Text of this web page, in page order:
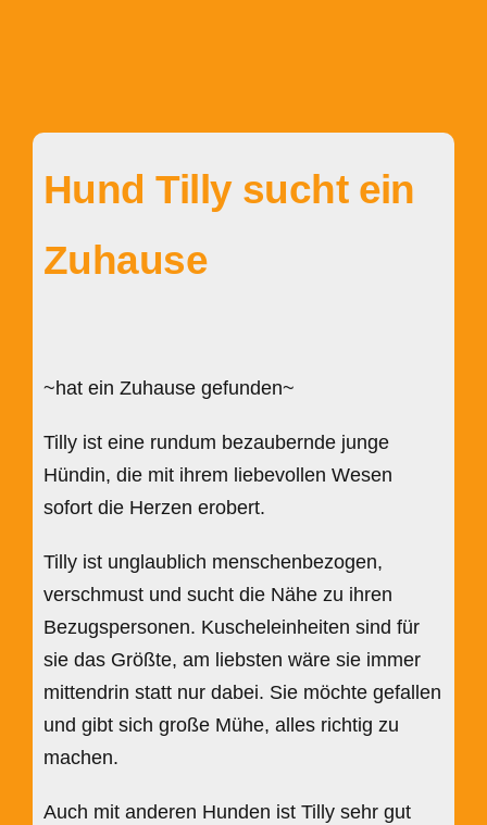
Hund Tilly sucht ein
Zuhause
~hat ein Zuhause gefunden~
Tilly ist eine rundum bezaubernde junge
Hündin, die mit ihrem liebevollen Wesen
sofort die Herzen erobert.
Tilly ist unglaublich menschenbezogen,
verschmust und sucht die Nähe zu ihren
Bezugspersonen. Kuscheleinheiten sind für
sie das Größte, am liebsten wäre sie immer
mittendrin statt nur dabei. Sie möchte gefallen
und gibt sich große Mühe, alles richtig zu
machen.
Auch mit anderen Hunden ist Tilly sehr gut